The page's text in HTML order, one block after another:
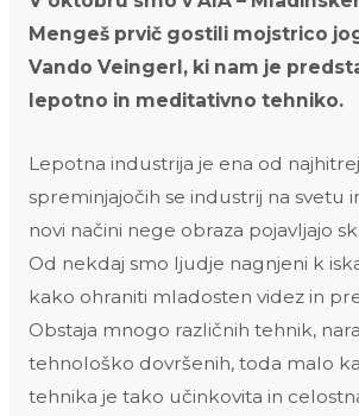
Mengeš prvič gostili mojstrico
Vando Veingerl, ki nam je
lepotno in meditativno tehniko.
Lepotna industrija je ena od
spreminjajočih se industrij na svetu
novi načini nege obraza pojavljajo
Od nekdaj smo ljudje nagnjeni k
kako ohraniti mladosten videz in
Obstaja mnogo različnih tehnik,
tehnološko dovršenih, toda malo
tehnika je tako učinkovita in